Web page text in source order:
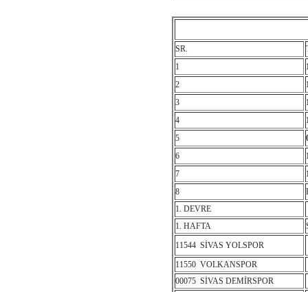
SR.
1
2
3
4
5
6
7
8
1. DEVRE
1. HAFTA
11544 SİVAS YOLSPOR
11550 VOLKANSPOR
00075 SİVAS DEMİRSPOR